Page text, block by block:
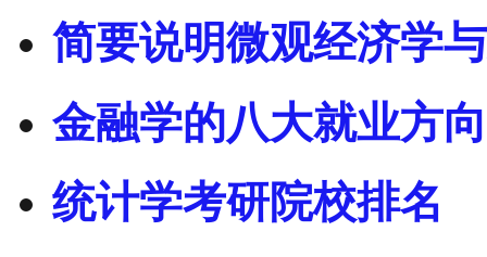
简要说明微观经济学
金融学的八大就业方
统计学考研院校排名